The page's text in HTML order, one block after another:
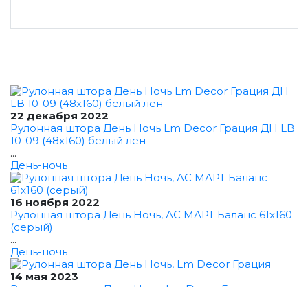
22 декабря 2022
Рулонная штора День Ночь Lm Decor Грация ДН LB
10-09 (48x160) белый лен
...
День-ночь
16 ноября 2022
Рулонная штора День Ночь, АС МАРТ Баланс 61x160
(серый)
...
День-ночь
14 мая 2023